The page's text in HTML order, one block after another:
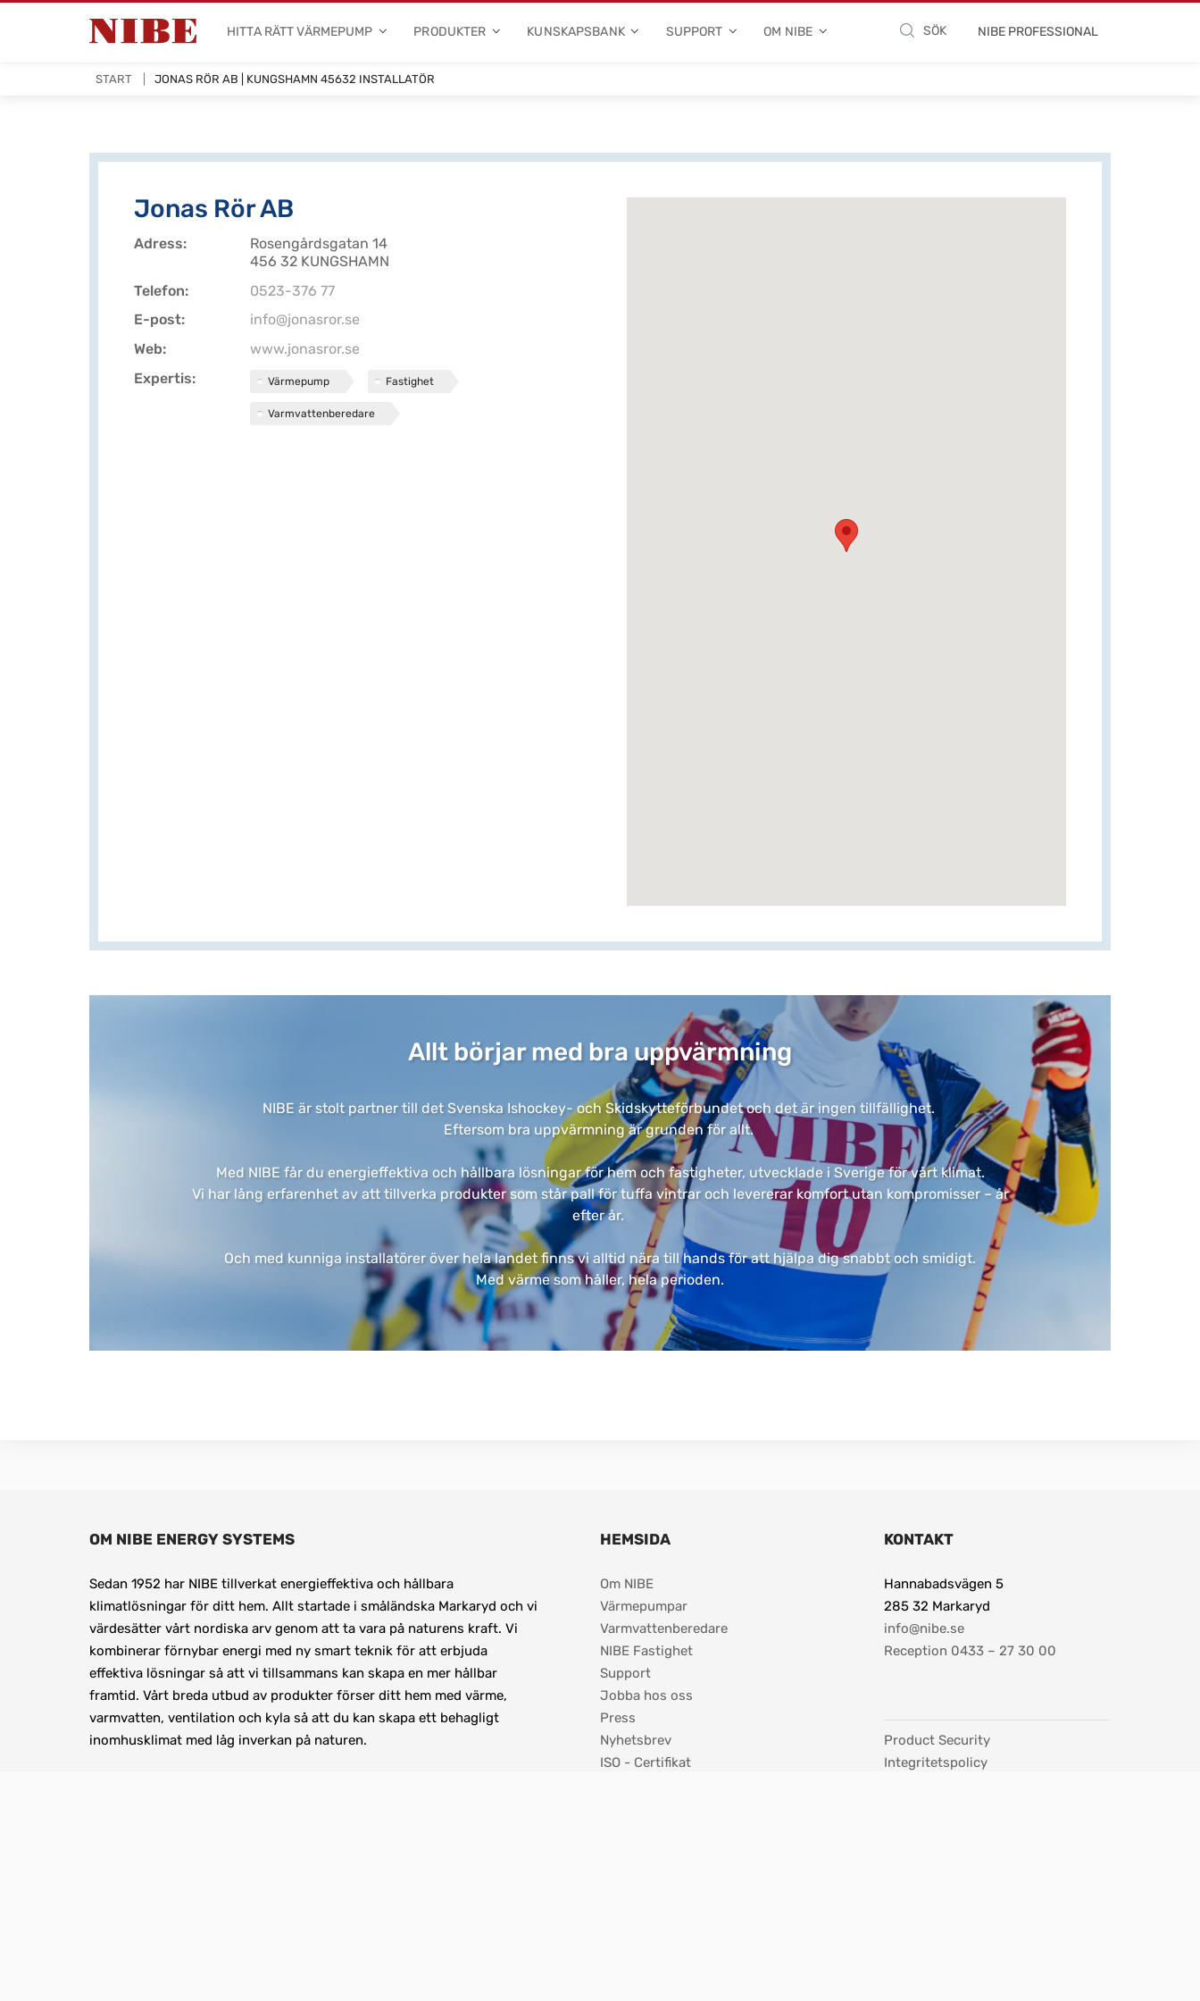
HITTA RÄTT VÄRMEPUMP PRODUKTER KUNSKAPSBANK SUPPORT OM NIBE SÖK NIBE PROFESSIONAL
START JONAS RÖR AB | KUNGSHAMN 45632 INSTALLATÖR
Jonas Rör AB
Adress
Rosengårdsgatan 14
456 32 KUNGSHAMN
Telefon
0523-376 77
E-post
info@jonasror.se
Web
www.jonasror.se
Expertis
Värmepump Fastighet
Varmvattenberedare
Allt börjar med bra uppvärmning​
NIBE är stolt partner till det Svenska Ishockey- och Skidskytteförbundet och det är ingen tillfällighet. ​
Eftersom bra uppvärmning är grunden för allt. ​
​Med NIBE får du energieffektiva och hållbara lösningar för hem och fastigheter, utvecklade i Sverige för vårt klimat.
Vi har lång erfarenhet av att tillverka produkter som står pall för tuffa vintrar och levererar komfort utan kompromisser – år
efter år. ​
Och med kunniga installatörer över hela landet finns vi alltid nära till hands för att hjälpa dig snabbt och smidigt.
Med värme som håller, hela perioden.​
OM NIBE ENERGY SYSTEMS
Sedan 1952 har NIBE tillverkat energieffektiva och hållbara
klimatlösningar för ditt hem. Allt startade i småländska Markaryd och vi
värdesätter vårt nordiska arv genom att ta vara på naturens kraft. Vi
kombinerar förnybar energi med ny smart teknik för att erbjuda
effektiva lösningar så att vi tillsammans kan skapa en mer hållbar
framtid. Vårt breda utbud av produkter förser ditt hem med värme,
varmvatten, ventilation och kyla så att du kan skapa ett behagligt
inomhusklimat med låg inverkan på naturen.
HEMSIDA
Om NIBE
Värmepumpar
Varmvattenberedare
NIBE Fastighet
Support
Jobba hos oss
Press
Nyhetsbrev
ISO - Certifikat
KONTAKT
Hannabadsvägen 5
285 32 Markaryd
info@nibe.se
Reception 0433 – 27 30 00
Product Security
Integritetspolicy